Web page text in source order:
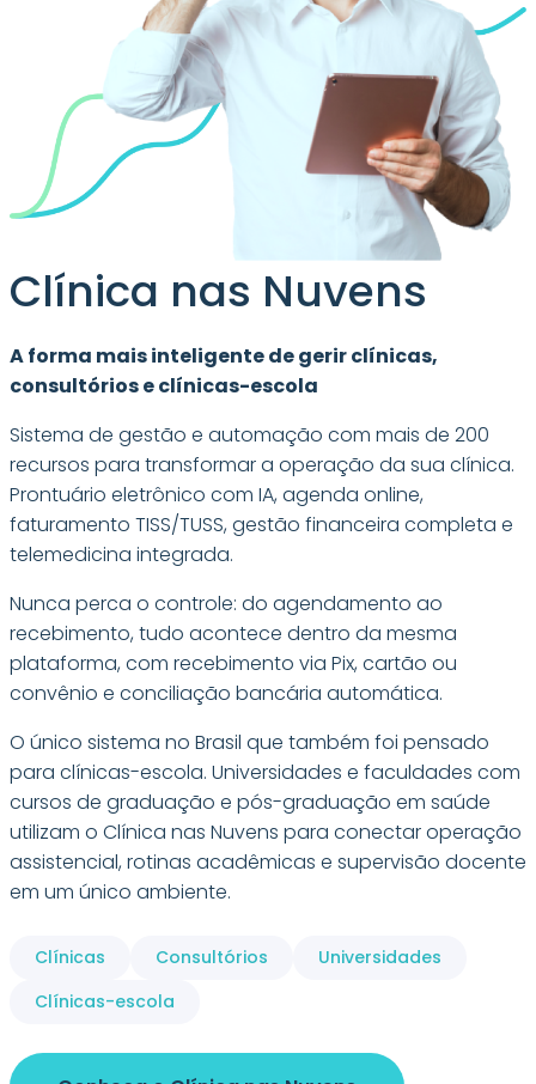
Clínica nas Nuvens
A forma mais inteligente de gerir clínicas,
consultórios e clínicas-escola
Sistema de gestão e automação com mais de 200
recursos para transformar a operação da sua clínica.
Prontuário eletrônico com IA, agenda online,
faturamento TISS/TUSS, gestão financeira completa e
telemedicina integrada.
Nunca perca o controle: do agendamento ao
recebimento, tudo acontece dentro da mesma
plataforma, com recebimento via Pix, cartão ou
convênio e conciliação bancária automática.
O único sistema no Brasil que também foi pensado
para clínicas-escola. Universidades e faculdades com
cursos de graduação e pós-graduação em saúde
utilizam o Clínica nas Nuvens para conectar operação
assistencial, rotinas acadêmicas e supervisão docente
em um único ambiente.
Clínicas Consultórios
Universidades
Clínicas-escola